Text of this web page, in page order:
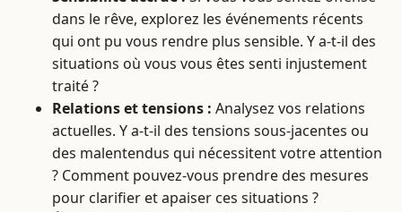
dans le rêve, explorez les événements récents
qui ont pu vous rendre plus sensible. Y a-t-il des
situations où vous vous êtes senti injustement
traité ?
Relations et tensions : Analysez vos relations
actuelles. Y a-t-il des tensions sous-jacentes ou
des malentendus qui nécessitent votre attention
? Comment pouvez-vous prendre des mesures
pour clarifier et apaiser ces situations ?